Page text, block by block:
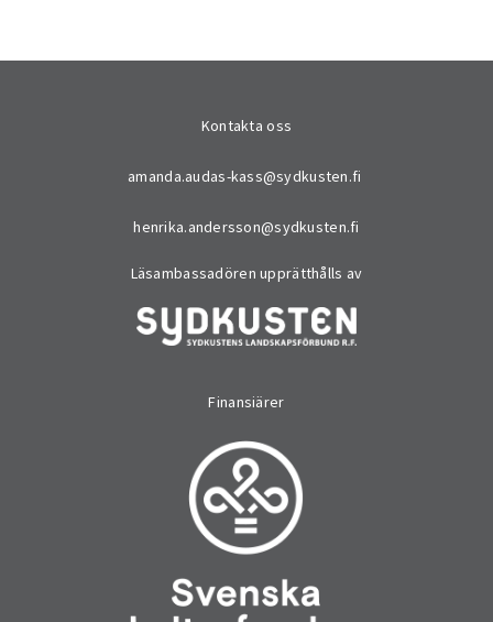
Kontakta oss
amanda.audas-kass@sydkusten.fi
henrika.andersson@sydkusten.fi
Läsambassadören upprätthålls av
Finansiärer